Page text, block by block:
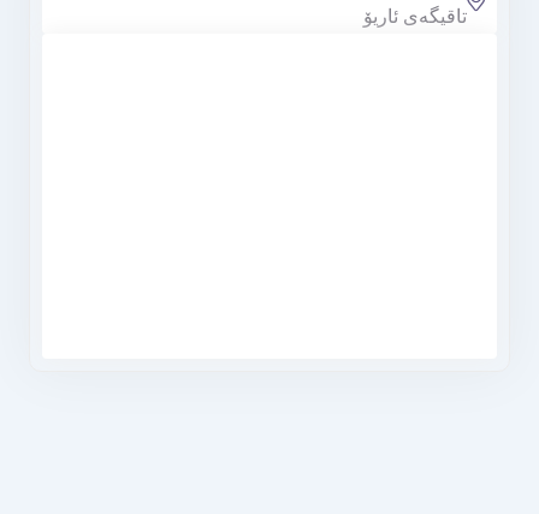
تاقیگەی ئاریۆ